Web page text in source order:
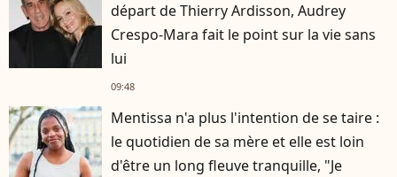
départ de Thierry Ardisson, Audrey
Crespo-Mara fait le point sur la vie sans
lui
09:48
Mentissa n'a plus l'intention de se taire :
le quotidien de sa mère et elle est loin
d'être un long fleuve tranquille, "Je